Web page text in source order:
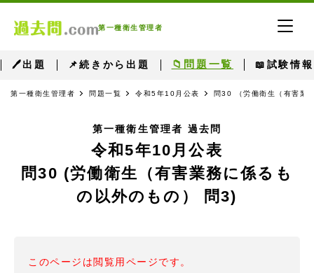
第一種衛生管理者
🖊出題 📌続きから出題 📁問題一覧 📖試験情報
第一種衛生管理者 問題一覧 令和5年10月公表 問30 （労働衛生（有害業
第一種衛生管理者 過去問
令和5年10月公表
問30 (労働衛生（有害業務に係るも
の以外のもの） 問3)
このページは閲覧用ページです。